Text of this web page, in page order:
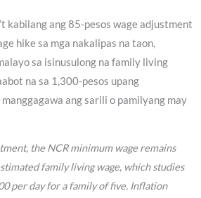
kabilang ang 85-pesos wage adjustment
hike sa mga nakalipas na taon,
sa isinusulong na family living
na sa 1,300-pesos upang
ang sarili o pamilyang may
the NCR minimum wage remains
family living wage, which studies
per day for a family of five. Inflation